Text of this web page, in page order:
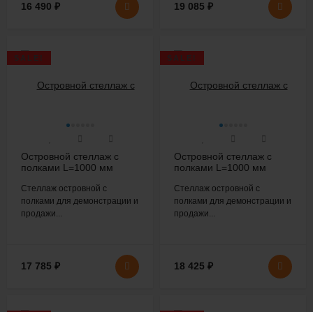
16 490 ₽ 19 085 ₽
SALE!
Островной стеллаж с
полками L=1000 мм
Стеллаж островной с
полками для демонстрации и
продажи...
17 785 ₽
SALE!
Островной стеллаж с
полками L=1000 мм
Стеллаж островной с
полками для демонстрации и
продажи...
18 425 ₽